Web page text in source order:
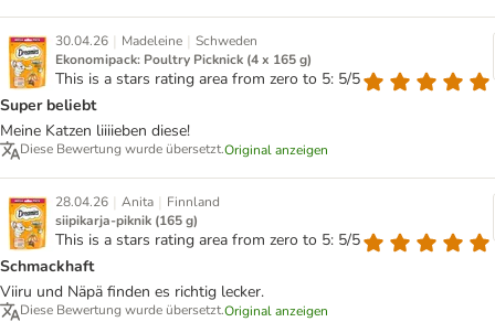
30.04.26 | Madeleine | Schweden
Ekonomipack: Poultry Picknick (4 x 165 g)
This is a stars rating area from zero to 5: 5/5
Super beliebt
Meine Katzen liiiieben diese!
Diese Bewertung wurde übersetzt.Original anzeigen
28.04.26 | Anita | Finnland
siipikarja-piknik (165 g)
This is a stars rating area from zero to 5: 5/5
Schmackhaft
Viiru und Näpä finden es richtig lecker.
Diese Bewertung wurde übersetzt.Original anzeigen